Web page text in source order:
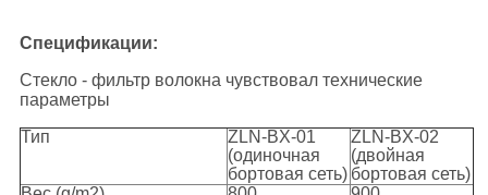
Спецификации:
Стекло - фильтр волокна чувствовал технические
параметры
Тип
ZLN-BX-01
(одиночная
бортовая сеть)
ZLN-BX-02
(двойная
бортовая сеть)